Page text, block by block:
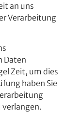
an uns
Verarbeitung
Daten
Zeit, um dies
haben Sie
verlangen.